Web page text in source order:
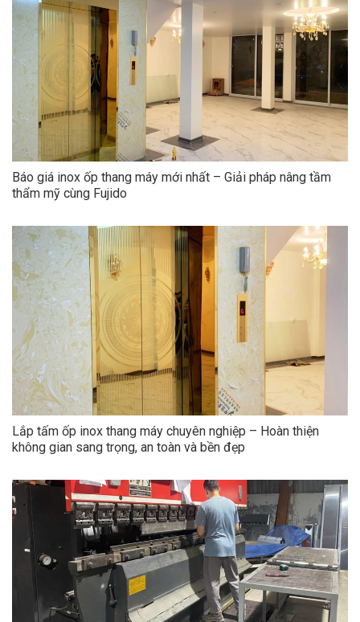
Báo giá inox ốp thang máy mới nhất – Giải pháp nâng tầm
thẩm mỹ cùng Fujido
Lắp tấm ốp inox thang máy chuyên nghiệp – Hoàn thiện
không gian sang trọng, an toàn và bền đẹp